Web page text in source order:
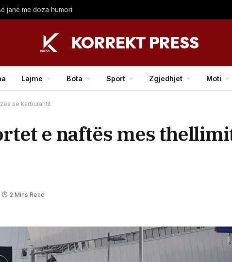
janë me doza ​humori
Lajme Bota Sport Zgjedhjet Moti
së karburantit
e naftës mes
2 Mins Read